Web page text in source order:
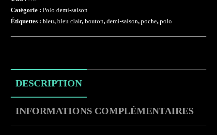
Catégorie :Polo demi-saison
Étiquettes :bleu,bleu clair,bouton,demi-saison,poche,polo
DESCRIPTION
INFORMATIONS COMPLÉMENTAIRES